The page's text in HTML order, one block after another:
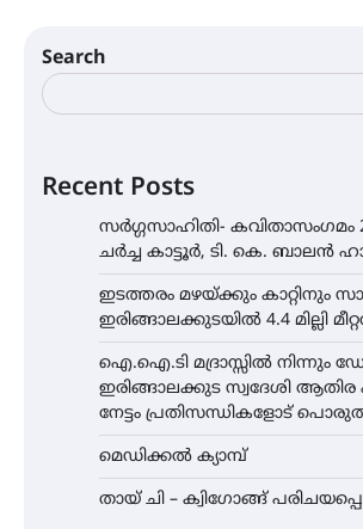
Search
Recent Posts
സർഗ്ഗസാഹിതി- കവിതാസംഗമം
ചർച്ച കാട്ടൂർ, ടി. കെ. ബാലൻ
ഇടത്തരം മഴയ്ക്കും കാറ്റിനും
ഇരിങ്ങാലക്കുടയിൽ 4.4 മില്ലി
ഐ.ഐ.ടി മദ്രാസ്സിൽ നിന്നും
ഇരിങ്ങാലക്കുട സ്വദേശി
നേട്ടം പ്രതിസന്ധികളോട്
മെഡിക്കൽ ക്യാമ്പ്
തായ് ചി – ക്വിഗോങ്ങ്